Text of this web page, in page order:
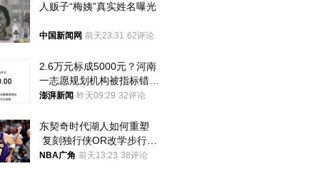
人贩子“梅姨”真实姓名曝光
中国新闻网 前天23:31 62评论
2.6万元标成5000元？河南
一志愿规划机构被指标错学
费致考生复读
澎湃新闻 昨天09:29 32评论
东契奇时代湖人如何重塑
复刻独行侠OR改学步行
者？
NBA广角 前天13:23 38评论